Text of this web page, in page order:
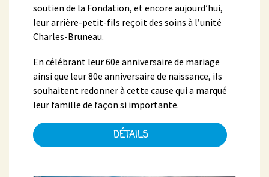
soutien de la Fondation, et encore aujourd’hui,
leur arrière-petit-fils reçoit des soins à l’unité
Charles-Bruneau.
En célébrant leur 60e anniversaire de mariage
ainsi que leur 80e anniversaire de naissance, ils
souhaitent redonner à cette cause qui a marqué
leur famille de façon si importante.
DÉTAILS